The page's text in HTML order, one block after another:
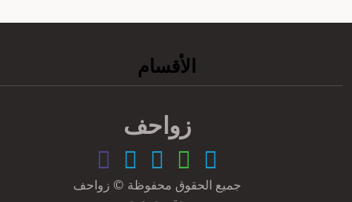
الأقسام
زواحف
جميع الحقوق محفوظة © زواحف